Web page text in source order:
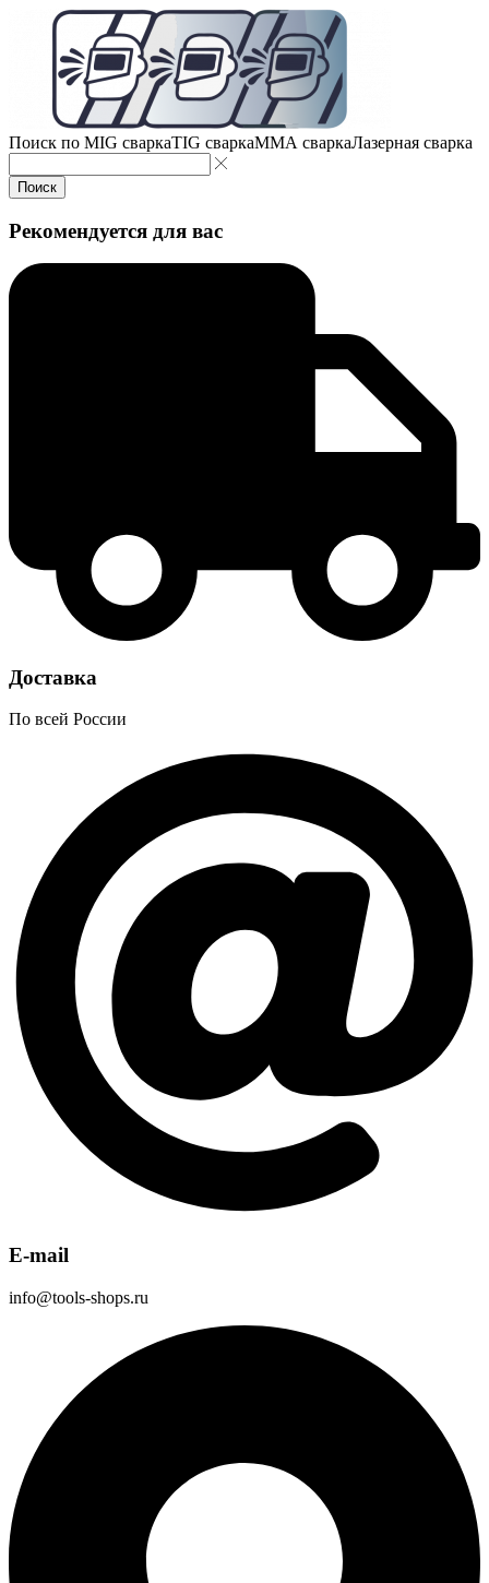
Поиск по MIG сваркаTIG сваркаMMA сваркаЛазерная сварка
Поиск
Рекомендуется для вас
Доставка
По всей России
E-mail
info@tools-shops.ru